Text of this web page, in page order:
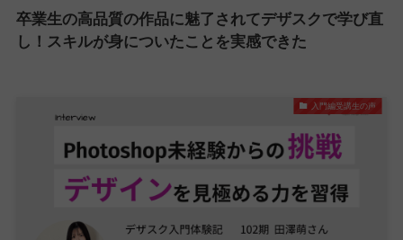
卒業生の高品質の作品に魅了されてデザスクで学び直
し！スキルが身についたことを実感できた
入門編受講生の声